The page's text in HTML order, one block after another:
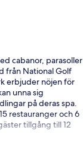
cabanor, parasoller
från National Golf
erbjuder nöjen för
unna sig
på deras spa.
restauranger och 6
tillgång till 12